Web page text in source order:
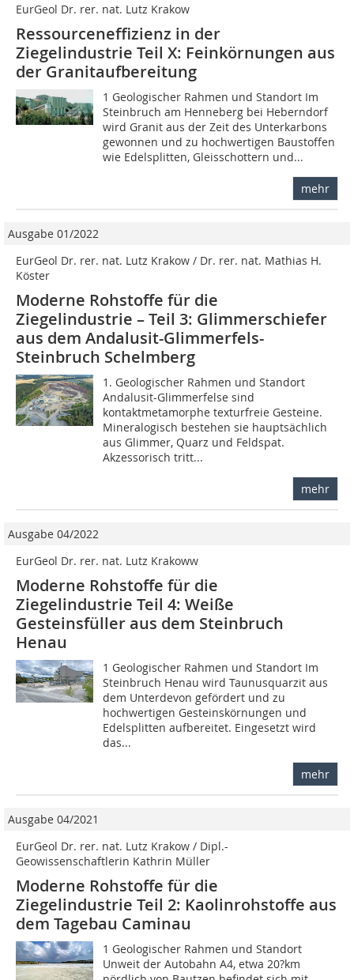
EurGeol Dr. rer. nat. Lutz Krakow
Ressourceneffizienz in der
Ziegelindustrie Teil X: Feinkörnungen aus
der Granitaufbereitung
1 Geologischer Rahmen und Standort Im
Steinbruch am Henneberg bei Heberndorf
wird Granit aus der Zeit des Unterkarbons
gewonnen und zu hochwertigen Baustoffen
wie Edelsplitten, Gleisschottern und...
mehr
Ausgabe 01/2022
EurGeol Dr. rer. nat. Lutz Krakow / Dr. rer. nat. Mathias H.
Köster
Moderne Rohstoffe für die
Ziegelindustrie – Teil 3: Glimmerschiefer
aus dem Andalusit-Glimmerfels-
Steinbruch Schelmberg
1. Geologischer Rahmen und Standort
Andalusit-Glimmerfelse sind
kontaktmetamorphe texturfreie Gesteine.
Mineralogisch bestehen sie hauptsächlich
aus Glimmer, Quarz und Feldspat.
Akzessorisch tritt...
mehr
Ausgabe 04/2022
EurGeol Dr. rer. nat. Lutz Krakoww
Moderne Rohstoffe für die
Ziegelindustrie Teil 4: Weiße
Gesteinsfüller aus dem Steinbruch
Henau
1 Geologischer Rahmen und Standort Im
Steinbruch Henau wird Taunusquarzit aus
dem Unterdevon gefördert und zu
hochwertigen Gesteinskörnungen und
Edelsplitten aufbereitet. Eingesetzt wird
das...
mehr
Ausgabe 04/2021
EurGeol Dr. rer. nat. Lutz Krakow / Dipl.-
Geowissenschaftlerin Kathrin Müller
Moderne Rohstoffe für die
Ziegelindustrie Teil 2: Kaolinrohstoffe aus
dem Tagebau Caminau
1 Geologischer Rahmen und Standort
Unweit der Autobahn A4, etwa 20?km